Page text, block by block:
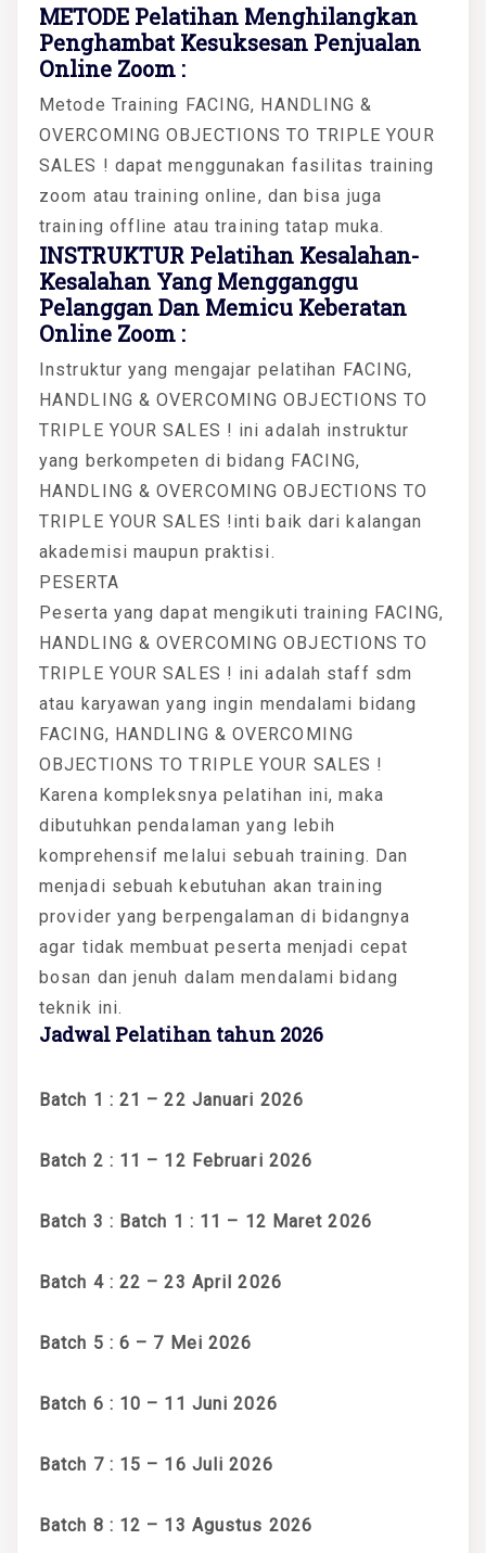
METODE Pelatihan Menghilangkan
Penghambat Kesuksesan Penjualan
Online Zoom :
Metode Training FACING, HANDLING &
OVERCOMING OBJECTIONS TO TRIPLE YOUR
SALES ! dapat menggunakan fasilitas training
zoom atau training online, dan bisa juga
training offline atau training tatap muka.
INSTRUKTUR Pelatihan Kesalahan-
Kesalahan Yang Mengganggu
Pelanggan Dan Memicu Keberatan
Online Zoom :
Instruktur yang mengajar pelatihan FACING,
HANDLING & OVERCOMING OBJECTIONS TO
TRIPLE YOUR SALES ! ini adalah instruktur
yang berkompeten di bidang FACING,
HANDLING & OVERCOMING OBJECTIONS TO
TRIPLE YOUR SALES !inti baik dari kalangan
akademisi maupun praktisi.
PESERTA
Peserta yang dapat mengikuti training FACING,
HANDLING & OVERCOMING OBJECTIONS TO
TRIPLE YOUR SALES ! ini adalah staff sdm
atau karyawan yang ingin mendalami bidang
FACING, HANDLING & OVERCOMING
OBJECTIONS TO TRIPLE YOUR SALES !
Karena kompleksnya pelatihan ini, maka
dibutuhkan pendalaman yang lebih
komprehensif melalui sebuah training. Dan
menjadi sebuah kebutuhan akan training
provider yang berpengalaman di bidangnya
agar tidak membuat peserta menjadi cepat
bosan dan jenuh dalam mendalami bidang
teknik ini.
Jadwal Pelatihan tahun 2026
Batch 1 : 21 – 22 Januari 2026
Batch 2 : 11 – 12 Februari 2026
Batch 3 : Batch 1 : 11 – 12 Maret 2026
Batch 4 : 22 – 23 April 2026
Batch 5 : 6 – 7 Mei 2026
Batch 6 : 10 – 11 Juni 2026
Batch 7 : 15 – 16 Juli 2026
Batch 8 : 12 – 13 Agustus 2026